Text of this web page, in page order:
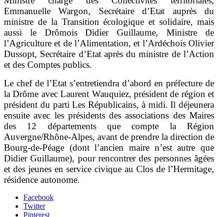
Emmanuelle Wargon, Secrétaire d’Etat auprès du
ministre de la Transition écologique et solidaire, mais
aussi le Drômois Didier Guillaume, Ministre de
l’Agriculture et de l’Alimentation, et l’Ardéchois Olivier
Dussopt, Secrétaire d’Etat après du ministre de l’Action
et des Comptes publics.
Le chef de l’Etat s’entretiendra d’abord en préfecture de
la Drôme avec Laurent Wauquiez, président de région et
président du parti Les Républicains, à midi. Il déjeunera
ensuite avec les présidents des associations des Maires
des 12 départements que compte la Région
Auvergne/Rhône-Alpes, avant de prendre la direction de
Bourg-de-Péage (dont l’ancien maire n’est autre que
Didier Guillaume), pour rencontrer des personnes âgées
et des jeunes en service civique au Clos de l’Hermitage,
résidence autonome.
Facebook
Twitter
Pinterest